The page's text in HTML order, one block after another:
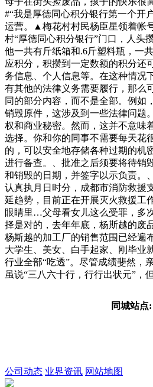
#“我是厚德同心积分银行第一个开
运营。▲梅花村村民杨臣星领着帐
村“厚德同心积分银行”门口，人头
他一共有斤纸箱和.6斤塑料瓶，一
应积分，积攒到一定数额的积分还
务信息、个人信息等。在这种情况
有其他的法律义务需要履行，那么
同的部分内容，而不是全部。例
销毁原件，这涉及到一些法律问题
权和商业秘密。然而，这并不意味
选择。你和你的同事不需要每天花
的，可以安全地存储各种过期的机
进行备查。、批准之后须要将待销
和销毁的日期，并签字以示负责。
认真执月日时分，成都市消防救援
延趋势，目前正在开展灭火救援工
眼睛里…父母看女儿这么受罪，多
择是对的，去年年底，杨斯越的废
杨斯越的加工厂的销售范围已经遍
大学生、美女、白手起家、刚毕业
行业全部“吃透”。尽管成绩斐然，
虽说“三八六十行，行行出状元”，
同城站点:
公司动态 业界资讯 网站地图